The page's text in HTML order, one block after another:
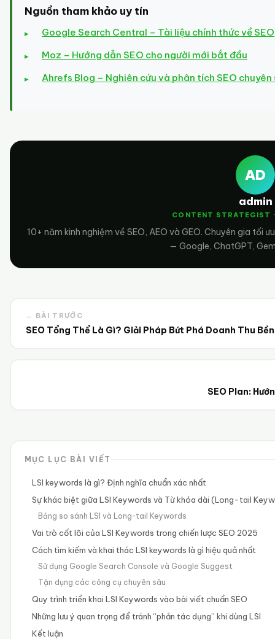
Nguồn tham khảo uy tín
Google Search Central – Tài liệu chính thức về SEO
Moz – Hướng dẫn SEO cho người mới bắt đầu
Ahrefs Blog – Nghiên cứu và phân tích SEO chuyên
AD
admin
CONTENT STRATEGIST
10+ năm kinh nghiệm về SEO, AEO và GEO. Chuyên gia
— Google, ChatGPT,
← BÀI TRƯỚC
SEO Tổng Thể Là Gì? Giải Pháp Bứt Phá Doanh Thu
SEO Plan:
MỤC LỤC BÀI VIẾT
LSI keywords là gì? Định nghĩa chuẩn xác nhất
Sự khác biệt giữa LSI Keywords và Từ khóa dài (Long-tail
Bảng so sánh LSI và Long-tail Keywords
Vai trò cốt lõi của LSI Keywords trong chiến lược SEO 2025
Cách tìm kiếm và khai thác LSI keywords là gì hiệu quả nhất
Sử dụng Google Search Console và Google Suggest
Tận dụng các công cụ chuyên sâu
Quy trình triển khai LSI Keywords vào bài viết chuẩn SEO
Những lưu ý quan trọng để tránh “phản tác dụng” khi dùng LSI
Kết luận